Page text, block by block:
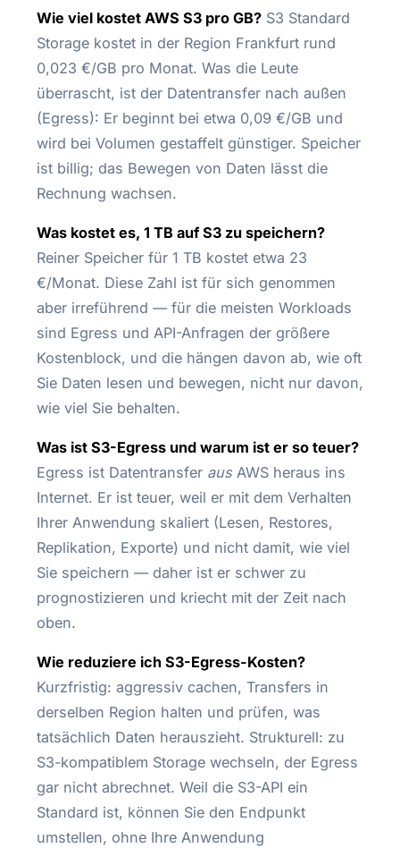
Wie viel kostet AWS S3 pro GB?S3 Standard
Storage kostet in der Region Frankfurt rund
0,023 €/GB pro Monat. Was die Leute
überrascht, ist der Datentransfer nach außen
(Egress): Er beginnt bei etwa 0,09 €/GB und
wird bei Volumen gestaffelt günstiger. Speicher
ist billig; das Bewegen von Daten lässt die
Rechnung wachsen.
Was kostet es, 1 TB auf S3 zu speichern?
Reiner Speicher für 1 TB kostet etwa 23
€/Monat. Diese Zahl ist für sich genommen
aber irreführend — für die meisten Workloads
sind Egress und API-Anfragen der größere
Kostenblock, und die hängen davon ab, wie oft
Sie Daten lesen und bewegen, nicht nur davon,
wie viel Sie behalten.
Was ist S3-Egress und warum ist er so teuer?
Egress ist Datentransfer ausAWS heraus ins
Internet. Er ist teuer, weil er mit dem Verhalten
Ihrer Anwendung skaliert (Lesen, Restores,
Replikation, Exporte) und nicht damit, wie viel
Sie speichern — daher ist er schwer zu
prognostizieren und kriecht mit der Zeit nach
oben.
Wie reduziere ich S3-Egress-Kosten?
Kurzfristig: aggressiv cachen, Transfers in
derselben Region halten und prüfen, was
tatsächlich Daten herauszieht. Strukturell: zu
S3-kompatiblem Storage wechseln, der Egress
gar nicht abrechnet. Weil die S3-API ein
Standard ist, können Sie den Endpunkt
umstellen, ohne Ihre Anwendung